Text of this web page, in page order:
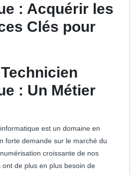
: Acquérir les
Clés pour
: Un Métier
est un domaine en
forte demande sur le marché du
croissante de nos
de plus en plus besoin de